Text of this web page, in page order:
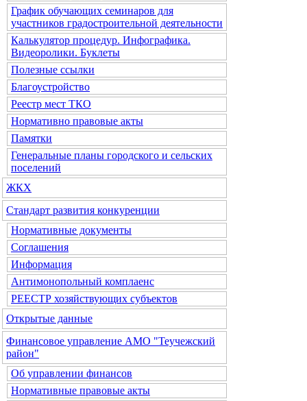
График обучающих семинаров для
участников градостроительной деятельности
Калькулятор процедур. Инфографика.
Видеоролики. Буклеты
Полезные ссылки
Благоустройство
Реестр мест ТКО
Нормативно правовые акты
Памятки
Генеральные планы городского и сельских
поселений
ЖКХ
Стандарт развития конкуренции
Нормативные документы
Соглашения
Информация
Антимонопольный комплаенс
РЕЕСТР хозяйствующих субъектов
Открытые данные
Финансовое управление АМО "Теучежский
район"
Об управлении финансов
Нормативные правовые акты